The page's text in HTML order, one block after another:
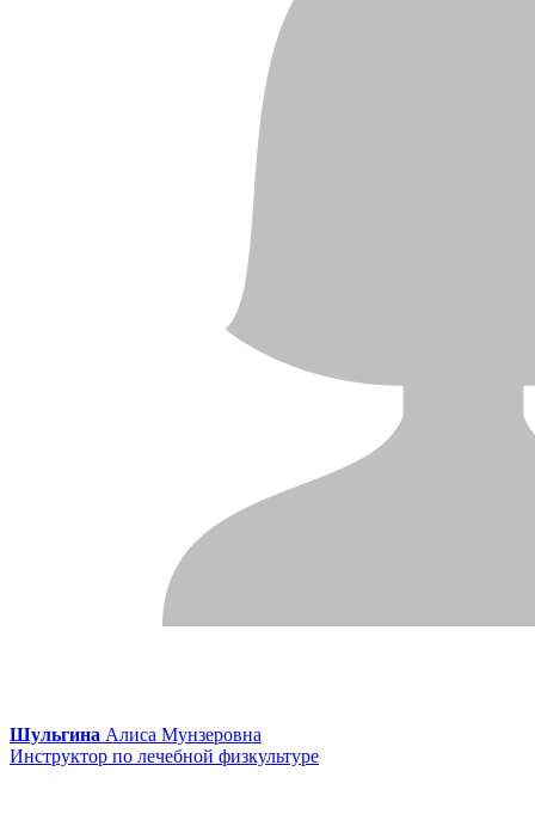
Шульгина Алиса Мунзеровна
Инструктор по лечебной физкультуре